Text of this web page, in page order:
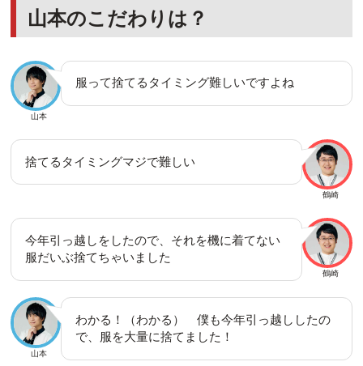
山本のこだわりは？
山本
服って捨てるタイミング難しいですよね
鶴崎
捨てるタイミングマジで難しい
鶴崎
今年引っ越しをしたので、それを機に着てない
服だいぶ捨てちゃいました
山本
わかる！（わかる） 僕も今年引っ越ししたの
で、服を大量に捨てました！